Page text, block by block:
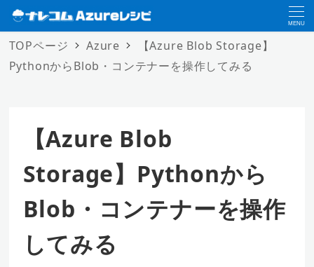
MENU
TOPページ Azure
【Azure Blob Storage】
PythonからBlob・コンテナーを操作してみる
【Azure Blob
Storage】Pythonから
Blob・コンテナーを操作
してみる